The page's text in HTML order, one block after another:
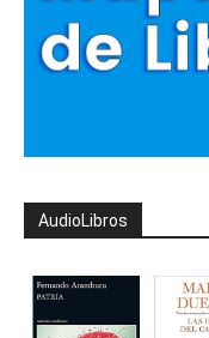
AudioLibros